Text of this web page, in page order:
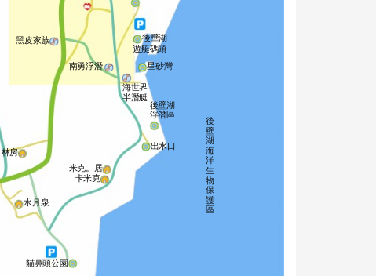
黑皮家族
南勇浮潛
後壁湖
遊艇碼頭
星砂灣
海世界
半潛艇
出水口
後壁湖
浮潛區
後
壁
湖
海
洋
生
物
保
護
區
卡米克
貓鼻頭公園
林房
米克。居
水月泉